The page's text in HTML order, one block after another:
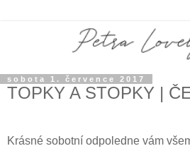
sobota 1. července 2017
TOPKY A STOPKY |
Krásné sobotní odpoledne vám